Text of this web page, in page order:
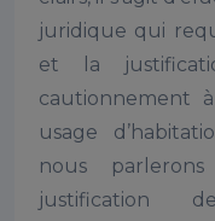
juridique qui
et la
cautionnement
usage
nous
justification